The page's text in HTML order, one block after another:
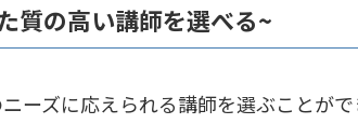
の高い講師を選べる~
ーズに応えられる講師を選ぶことが